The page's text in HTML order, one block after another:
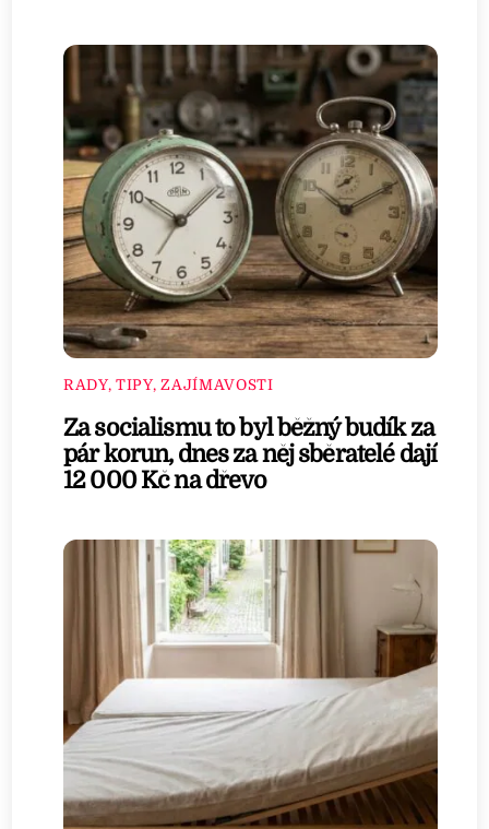
RADY, TIPY, ZAJÍMAVOSTI
Za socialismu to byl běžný budík za
pár korun, dnes za něj sběratelé dají
12 000 Kč na dřevo